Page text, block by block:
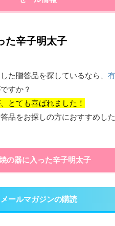
た辛子明太子
た贈答品を探しているなら、
すか？
とても喜ばれました！
品をお探しの方におすすめした
の器に入った辛子明太子
メールマガジンの購読